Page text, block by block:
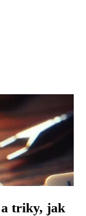
a triky, jak